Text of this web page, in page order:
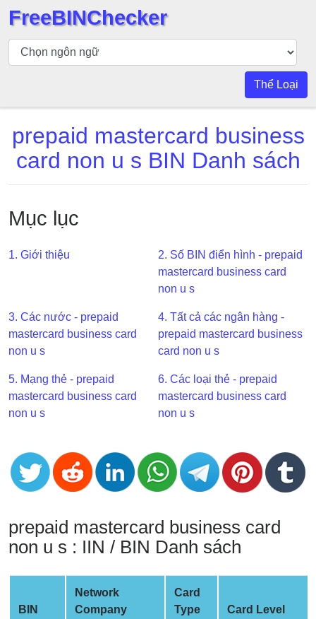
Kiểm
tra
BIN
Số
API
Generator
v2
BIN
CC
Generator
from
Banks
Card
Validator
Generator
Random
Credit
Generator
FreeBINChecker
Thể Loại
prepaid mastercard business
card non u s BIN Danh sách
Mục lục
1. Giới thiệu
2. Số BIN điển hình - prepaid
mastercard business card
non u s
3. Các nước - prepaid
mastercard business card
non u s
4. Tất cả các ngân hàng -
prepaid mastercard business
card non u s
5. Mạng thẻ - prepaid
mastercard business card
non u s
6. Các loại thẻ - prepaid
mastercard business card
non u s
prepaid mastercard business card
non u s : IIN / BIN Danh sách
BIN
Network
Company
Card
Type
Card Level